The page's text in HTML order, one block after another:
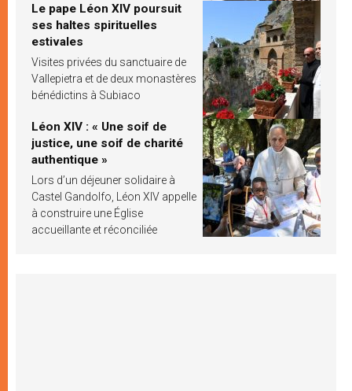
Le pape Léon XIV poursuit
ses haltes spirituelles
estivales
Visites privées du sanctuaire de
Vallepietra et de deux monastères
bénédictins à Subiaco
Léon XIV : « Une soif de
justice, une soif de charité
authentique »
Lors d’un déjeuner solidaire à
Castel Gandolfo, Léon XIV appelle
à construire une Église
accueillante et réconciliée